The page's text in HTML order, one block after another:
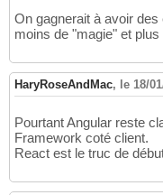
On gagnerait à avoir
moins de "magie" et
HaryRoseAndMac, le 18/
Pourtant Angular reste
Framework coté client.
React est le truc de